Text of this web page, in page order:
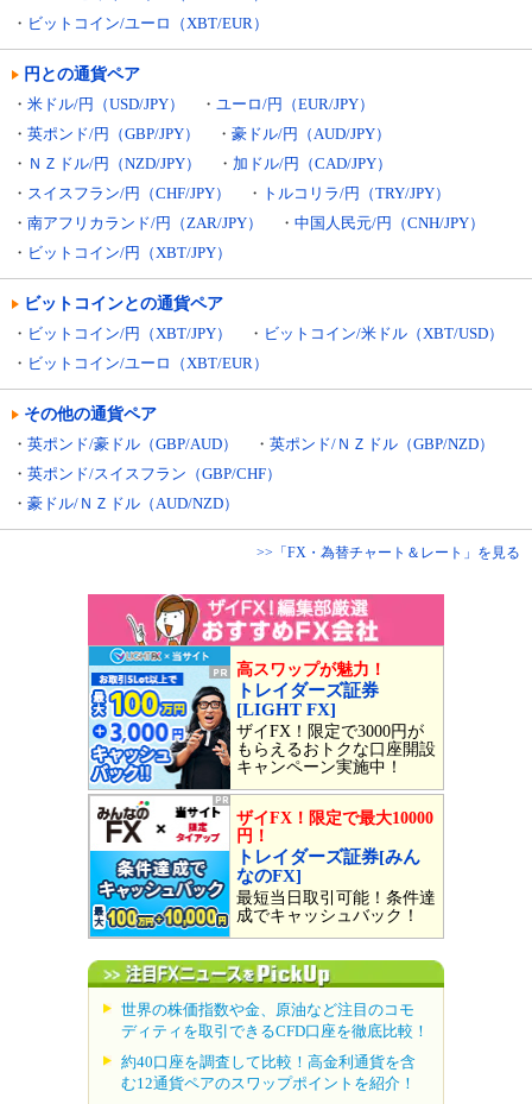
・ ビットコイン/ユーロ（XBT/EUR）
円との通貨ペア
・ 米ドル/円（USD/JPY） ・ ユーロ/円（EUR/JPY）
・ 英ポンド/円（GBP/JPY） ・ 豪ドル/円（AUD/JPY）
・ ＮＺドル/円（NZD/JPY） ・ 加ドル/円（CAD/JPY）
・ スイスフラン/円（CHF/JPY） ・ トルコリラ/円（TRY/JPY）
・ 南アフリカランド/円（ZAR/JPY） ・ 中国人民元/円（CNH/JPY）
・ ビットコイン/円（XBT/JPY）
ビットコインとの通貨ペア
・ ビットコイン/円（XBT/JPY） ・ ビットコイン/米ドル（XBT/USD）
・ ビットコイン/ユーロ（XBT/EUR）
その他の通貨ペア
・ 英ポンド/豪ドル（GBP/AUD） ・ 英ポンド/ＮＺドル（GBP/NZD）
・ 英ポンド/スイスフラン（GBP/CHF）
・ 豪ドル/ＮＺドル（AUD/NZD）
>>「FX・為替チャート＆レート」を見る
高スワップが魅力！
トレイダーズ証券
[LIGHT FX]
ザイFX！限定で3000円が
もらえるおトクな口座開設
キャンペーン実施中！
ザイFX！限定で最大10000
円！
トレイダーズ証券[みん
なのFX]
最短当日取引可能！条件達
成でキャッシュバック！
世界の株価指数や金、原油など注目のコモ
ディティを取引できるCFD口座を徹底比較！
約40口座を調査して比較！高金利通貨を含
む12通貨ペアのスワップポイントを紹介！